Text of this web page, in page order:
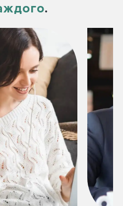
.